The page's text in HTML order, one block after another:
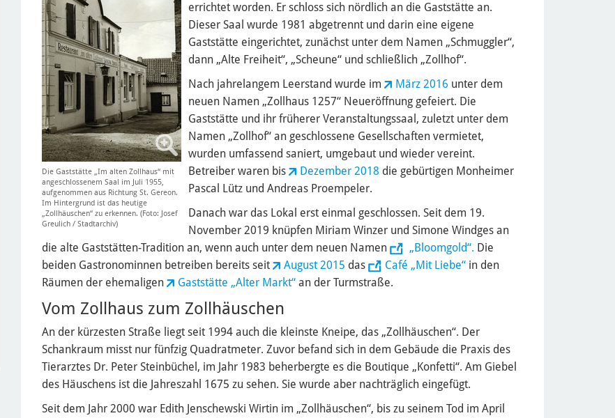
Die Gaststätte „Im alten Zollhaus“ mit
angeschlossenem Saal im Juli 1955,
aufgenommen aus Richtung St. Gereon.
Im Hintergrund ist das heutige
„Zollhäuschen“ zu erkennen. (Foto: Josef
Greulich / Stadtarchiv)
errichtet worden. Er schloss sich nördlich an die Gaststätte an.
Dieser Saal wurde 1981 abgetrennt und darin eine eigene
Gaststätte eingerichtet, zunächst unter dem Namen „Schmuggler“,
dann „Alte Freiheit“, „Scheune“ und schließlich „Zollhof“.
Nach jahrelangem Leerstand wurde im
März 2016 unter dem
neuen Namen „Zollhaus 1257“ Neueröffnung gefeiert. Die
Gaststätte und ihr früherer Veranstaltungssaal, zuletzt unter dem
Namen „Zollhof“ an geschlossene Gesellschaften vermietet,
wurden umfassend saniert, umgebaut und wieder vereint.
Betreiber waren bis
Dezember 2018 die gebürtigen Monheimer
Pascal Lütz und Andreas Proempeler.
Danach war das Lokal erst einmal geschlossen. Seit dem 19.
November 2019 knüpfen Miriam Winzer und Simone Windges an
die alte Gaststätten-Tradition an, wenn auch unter dem neuen Namen
„Bloomgold“. Die
beiden Gastronominnen betreiben bereits seit
August 2015 das Café „Mit Liebe“ in den
Räumen der ehemaligen
Gaststätte „Alter Markt“ an der Turmstraße.
Vom Zollhaus zum Zollhäuschen
An der kürzesten Straße liegt seit 1994 auch die kleinste Kneipe, das „Zollhäuschen“. Der
Schankraum misst nur fünfzig Quadratmeter. Zuvor befand sich in dem Gebäude die Praxis des
Tierarztes Dr. Peter Steinbüchel, im Jahr 1983 beherbergte es die Boutique „Konfetti“. Am Giebel
des Häuschens ist die Jahreszahl 1675 zu sehen. Sie wurde aber nachträglich eingefügt.
Seit dem Jahr 2000 war Edith Jenschewski Wirtin im „Zollhäuschen“, bis zu seinem Tod im April